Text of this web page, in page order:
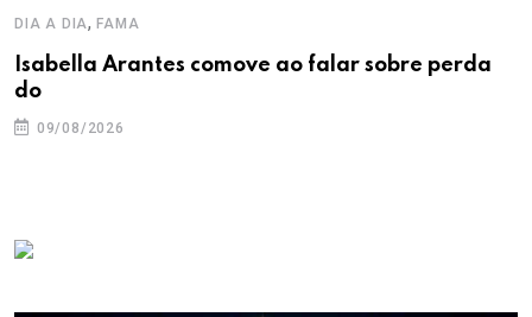
DIA A DIA,FAMA
Isabella Arantes comove ao falar sobre perda
do
09/08/2026